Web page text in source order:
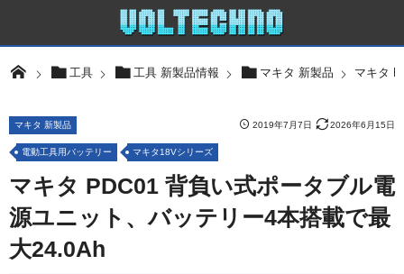
工具 工具 新製品情報 マキタ 新製品 マキタ
2019年7月7日 2026年6月15日
マキタ 新製品
電動工具用バッテリー マキタ18Vシリーズ
マキタ PDC01 背負い式ポータブル電
源ユニット、バッテリー4本搭載で最
大24.0Ah